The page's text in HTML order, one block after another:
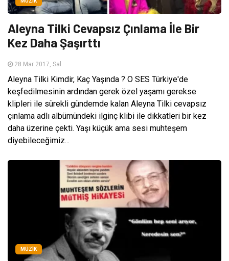
Aleyna Tilki Cevapsız Çınlama İle Bir
Kez Daha Şaşırttı
28 Mar 2017, Sal
Aleyna Tilki Kimdir, Kaç Yaşında ? O SES Türkiye'de
keşfedilmesinin ardından gerek özel yaşamı gerekse
klipleri ile sürekli gündemde kalan Aleyna Tilki cevapsız
çınlama adlı albümündeki ilginç klibi ile dikkatleri bir kez
daha üzerine çekti. Yaşı küçük ama sesi muhteşem
diyebileceğimiz...
MÜZIK